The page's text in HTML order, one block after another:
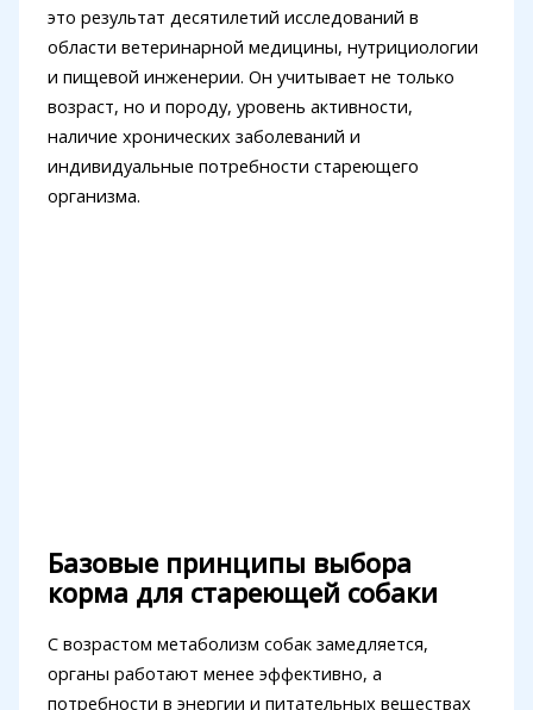
это результат десятилетий исследований в
области ветеринарной медицины, нутрициологии
и пищевой инженерии. Он учитывает не только
возраст, но и породу, уровень активности,
наличие хронических заболеваний и
индивидуальные потребности стареющего
организма.
Базовые принципы выбора
корма для стареющей собаки
С возрастом метаболизм собак замедляется,
органы работают менее эффективно, а
потребности в энергии и питательных веществах